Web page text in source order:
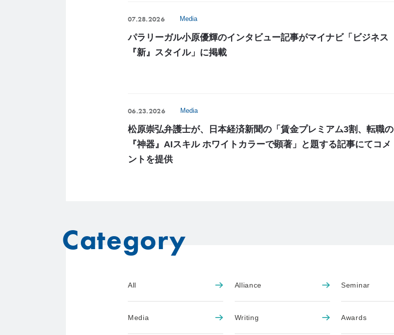
07.28.2026 Media
パラリーガル小原優輝のインタビュー記事がマイナビ「ビジネス
『新』スタイル」に掲載
06.23.2026 Media
松原崇弘弁護士が、日本経済新聞の「賃金プレミアム3割、転職の
『神器』AIスキル ホワイトカラーで顕著」と題する記事にてコメ
ントを提供
Category
All Alliance Seminar
Media Writing Awards